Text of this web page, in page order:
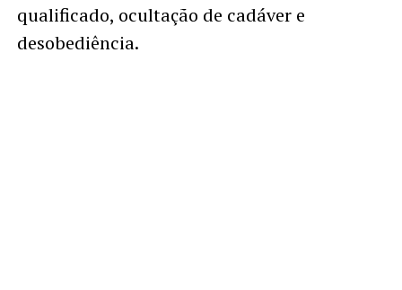
qualificado, ocultação de cadáver e
desobediência.